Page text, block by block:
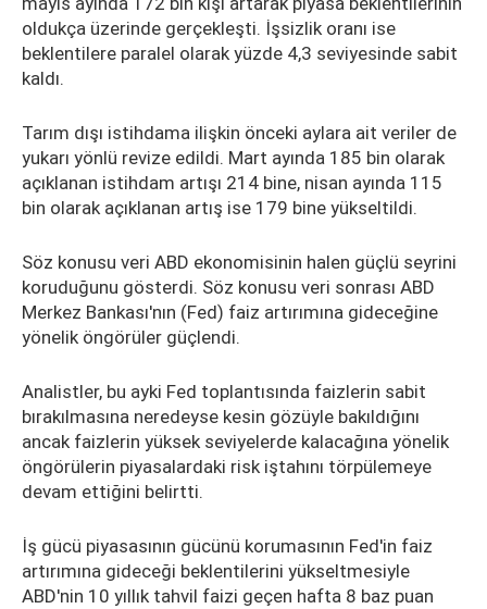
oldukça üzerinde gerçekleşti. İşsizlik oranı ise
beklentilere paralel olarak yüzde 4,3 seviyesinde sabit
kaldı.
Tarım dışı istihdama ilişkin önceki aylara ait veriler de
yukarı yönlü revize edildi. Mart ayında 185 bin olarak
açıklanan istihdam artışı 214 bine, nisan ayında 115
bin olarak açıklanan artış ise 179 bine yükseltildi.
Söz konusu veri ABD ekonomisinin halen güçlü seyrini
koruduğunu gösterdi. Söz konusu veri sonrası ABD
Merkez Bankası'nın (Fed) faiz artırımına gideceğine
yönelik öngörüler güçlendi.
Analistler, bu ayki Fed toplantısında faizlerin sabit
bırakılmasına neredeyse kesin gözüyle bakıldığını
ancak faizlerin yüksek seviyelerde kalacağına yönelik
öngörülerin piyasalardaki risk iştahını törpülemeye
devam ettiğini belirtti.
İş gücü piyasasının gücünü korumasının Fed'in faiz
artırımına gideceği beklentilerini yükseltmesiyle
ABD'nin 10 yıllık tahvil faizi geçen hafta 8 baz puan